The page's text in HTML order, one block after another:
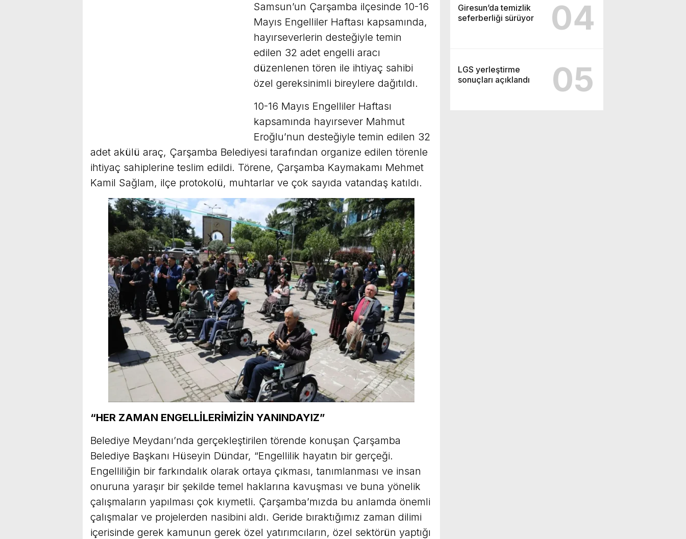
Giresun’da temizlik
seferberliği sürüyor
04
LGS yerleştirme
sonuçları açıklandı
05
Samsun’un Çarşamba ilçesinde 10-16
Mayıs Engelliler Haftası kapsamında,
hayırseverlerin desteğiyle temin
edilen 32 adet engelli aracı
düzenlenen tören ile ihtiyaç sahibi
özel gereksinimli bireylere dağıtıldı.
10-16 Mayıs Engelliler Haftası
kapsamında hayırsever Mahmut
Eroğlu’nun desteğiyle temin edilen 32
adet akülü araç, Çarşamba Belediyesi tarafından organize edilen törenle
ihtiyaç sahiplerine teslim edildi. Törene, Çarşamba Kaymakamı Mehmet
Kamil Sağlam, ilçe protokolü, muhtarlar ve çok sayıda vatandaş katıldı.
“HER ZAMAN ENGELLİLERİMİZİN YANINDAYIZ”
Belediye Meydanı’nda gerçekleştirilen törende konuşan Çarşamba
Belediye Başkanı Hüseyin Dündar, “Engellilik hayatın bir gerçeği.
Engelliliğin bir farkındalık olarak ortaya çıkması, tanımlanması ve insan
onuruna yaraşır bir şekilde temel haklarına kavuşması ve buna yönelik
çalışmaların yapılması çok kıymetli. Çarşamba’mızda bu anlamda önemli
çalışmalar ve projelerden nasibini aldı. Geride bıraktığımız zaman dilimi
içerisinde gerek kamunun gerek özel yatırımcıların, özel sektörün yaptığı